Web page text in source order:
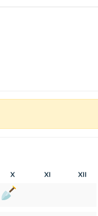
X XI XII